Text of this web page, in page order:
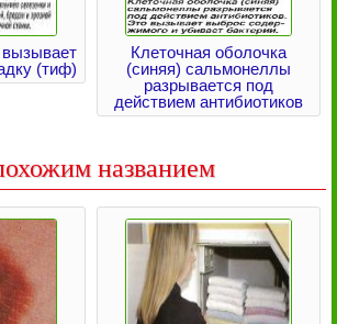
вызывает
(тиф)
Клеточная оболочка
(синяя) сальмонеллы
разрывается под
действием антибиотиков
названием